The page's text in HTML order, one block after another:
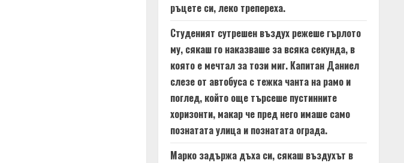
ръцете си, леко трепереха.
Студеният сутрешен въздух режеше гърлото
му, сякаш го наказваше за всяка секунда, в
която е мечтал за този миг. Капитан Даниел
слезе от автобуса с тежка чанта на рамо и
поглед, който още търсеше пустинните
хоризонти, макар че пред него имаше само
познатата улица и познатата ограда.
Марко задържа дъха си, сякаш въздухът в